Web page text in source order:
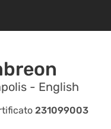
- English
231099003